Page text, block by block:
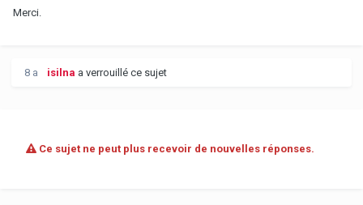
Merci.
8 a isilna a verrouillé ce sujet
Ce sujet ne peut plus recevoir de nouvelles réponses.